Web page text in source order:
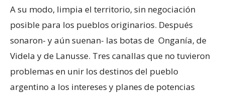
A su modo, limpia el territorio, sin negociación
posible para los pueblos originarios. Después
sonaron- y aún suenan- las botas de Onganía, de
Videla y de Lanusse. Tres canallas que no tuvieron
problemas en unir los destinos del pueblo
argentino a los intereses y planes de potencias